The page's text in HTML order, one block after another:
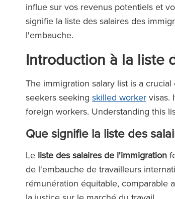
influe sur vos revenus potentiels et
signifie la liste des salaires des
l'embauche.
Introduction à la liste
The immigration salary list is a
seekers seeking skilled worker visas.
foreign workers. Understanding this
Que signifie la liste des
Le liste des salaires de l'immigration
de l'embauche de travailleurs
rémunération équitable, comparable